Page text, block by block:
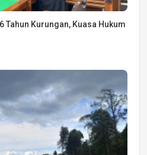
Tahun Kurungan, Kuasa Hukum